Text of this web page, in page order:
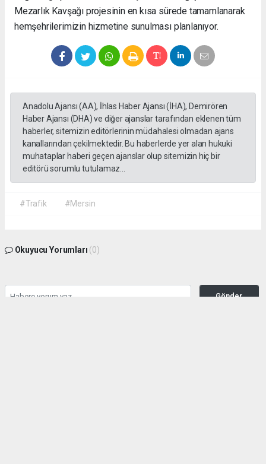
Mezarlık Kavşağı projesinin en kısa sürede tamamlanarak
hemşehrilerimizin hizmetine sunulması planlanıyor.
Anadolu Ajansı (AA), İhlas Haber Ajansı (İHA), Demirören
Haber Ajansı (DHA) ve diğer ajanslar tarafından eklenen tüm
haberler, sitemizin editörlerinin müdahalesi olmadan ajans
kanallarından çekilmektedir. Bu haberlerde yer alan hukuki
muhataplar haberi geçen ajanslar olup sitemizin hiç bir
editörü sorumlu tutulamaz...
#Trafik #Mersin
Okuyucu Yorumları (0)
Gönder